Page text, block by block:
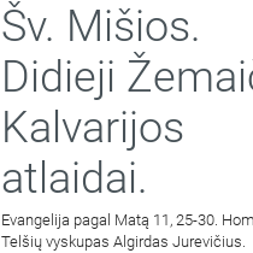
Šv. Mišios.
Didieji
Kalvarijos
atlaidai.
Evangelija pagal Matą 11, 25-30.
Telšių vyskupas Algirdas Jurevičius.